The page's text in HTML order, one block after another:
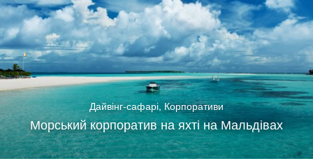
Дайвінг-сафарі, Корпоративи
Морський корпоратив на яхті на Мальдівах